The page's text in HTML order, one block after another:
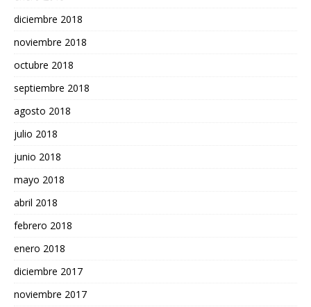
diciembre 2018
noviembre 2018
octubre 2018
septiembre 2018
agosto 2018
julio 2018
junio 2018
mayo 2018
abril 2018
febrero 2018
enero 2018
diciembre 2017
noviembre 2017